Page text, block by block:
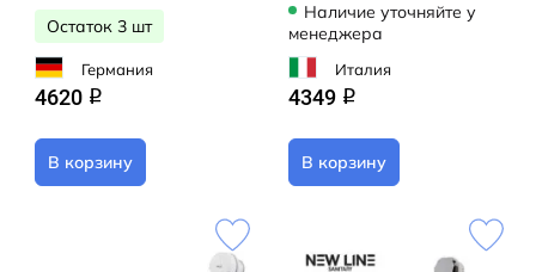
Остаток 3 шт
Германия
4620 q
В корзину
Наличие уточняйте у
менеджера
Италия
4349 q
В корзину